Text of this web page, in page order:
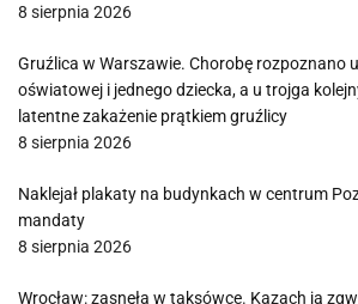
8 sierpnia 2026
Gruźlica w Warszawie. Chorobę rozpoznano
oświatowej i jednego dziecka, a u trojga
latentne zakażenie prątkiem gruźlicy
8 sierpnia 2026
Naklejał plakaty na budynkach w centrum
mandaty
8 sierpnia 2026
Wrocław: zasnęła w taksówce. Kazach ją